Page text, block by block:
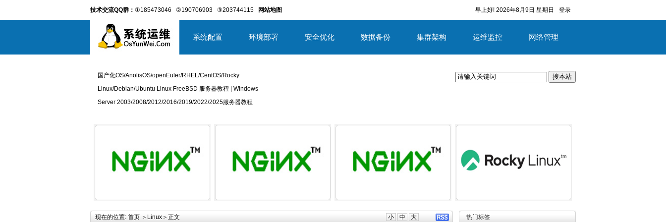
技术交流QQ群： ①185473046 ②190706903 ③203744115 网站地图 登录
早上好! 2026年8月9日 星期日
系统配置 环境部署 安全优化 数据备份 集群架构 运维监控 网络管理
国产化OS/AnolisOS/openEuler/RHEL/CentOS/Rocky
Linux/Debian/Ubuntu Linux FreeBSD 服务器教程 | Windows
Server 2003/2008/2012/2016/2019/2022/2025服务器教程
搜本站
现在的位置: 首页 ＞ Linux ＞正文 小 中 大 热门标签